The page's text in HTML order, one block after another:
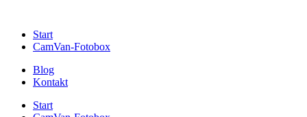
Start
CamVan-Fotobox
Blog
Kontakt
Start